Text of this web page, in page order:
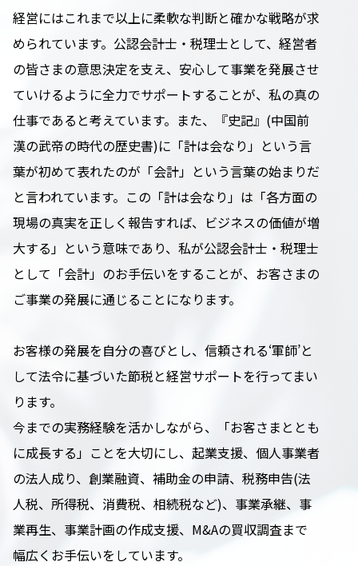
経営にはこれまで以上に柔軟な判断と確かな戦略が求
められています。公認会計士・税理士として、経営者
の皆さまの意思決定を支え、安心して事業を発展させ
ていけるように全力でサポートすることが、私の真の
仕事であると考えています。また、『史記』(中国前
漢の武帝の時代の歴史書)に「計は会なり」という言
葉が初めて表れたのが「会計」という言葉の始まりだ
と言われています。この「計は会なり」は「各方面の
現場の真実を正しく報告すれば、ビジネスの価値が増
大する」という意味であり、私が公認会計士・税理士
として「会計」のお手伝いをすることが、お客さまの
ご事業の発展に通じることになります。
お客様の発展を自分の喜びとし、信頼される‘軍師’と
して法令に基づいた節税と経営サポートを行ってまい
ります。
今までの実務経験を活かしながら、「お客さまととも
に成長する」ことを大切にし、起業支援、個人事業者
の法人成り、創業融資、補助金の申請、税務申告(法
人税、所得税、消費税、相続税など)、事業承継、事
業再生、事業計画の作成支援、M&Aの買収調査まで
幅広くお手伝いをしています。